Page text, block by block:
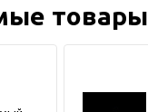
товары